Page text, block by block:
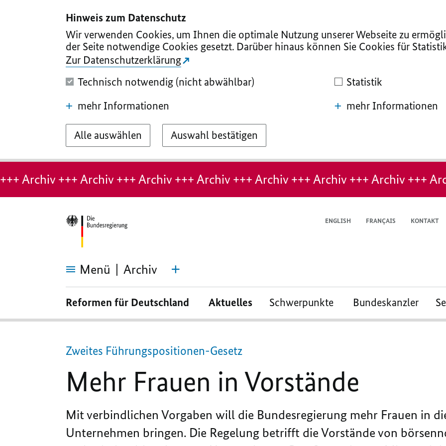
Hinweis zum Datenschutz
Wir verwenden Cookies, um Ihnen die optimale Nutzung unserer Webseite zu
der Seite notwendige Cookies gesetzt. Darüber hinaus können Sie Cookies für
Zur Datenschutzerklärung
Technisch notwendig (nicht abwählbar)
mehr Informationen
Statistik
mehr Informationen
Alle auswählen Auswahl bestätigen
Hinweis:
Seite
+++ Archiv +++ Archiv +++ Archiv +++ Archiv +++ Archiv +++ Archiv +++ Archiv +++
ENGLISH FRANÇAIS KONTAKT
Menü Archiv
Vorstände
Reformen für Deutschland Aktuelles Schwerpunkte Bundeskanzler
Zweites Führungspositionen-Gesetz
Mehr Frauen in Vorstände
Mit verbindlichen Vorgaben will die Bundesregierung mehr Frauen in
Unternehmen bringen. Die Regelung betrifft die Vorstände von